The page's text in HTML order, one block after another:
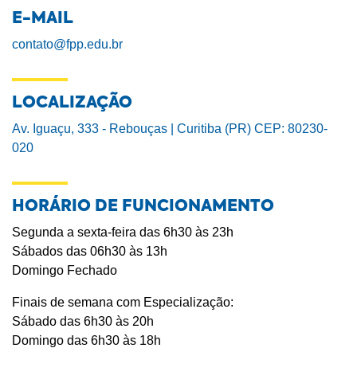
E-MAIL
contato@fpp.edu.br
LOCALIZAÇÃO
Av. Iguaçu, 333 - Rebouças | Curitiba (PR) CEP: 80230-
020
HORÁRIO DE FUNCIONAMENTO
Segunda a sexta-feira das 6h30 às 23h
Sábados das 06h30 às 13h
Domingo Fechado
Finais de semana com Especialização:
Sábado das 6h30 às 20h
Domingo das 6h30 às 18h